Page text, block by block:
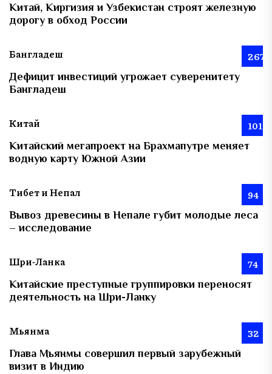
Китай, Киргизия и Узбекистан строят железную
дорогу в обход России
Бангладеш 267
Дефицит инвестиций угрожает суверенитету
Бангладеш
Китай 101
Китайский мегапроект на Брахмапутре меняет
водную карту Южной Азии
Тибет и Непал 94
Вывоз древесины в Непале губит молодые леса
– исследование
Шри-Ланка 74
Китайские преступные группировки переносят
деятельность на Шри-Ланку
Мьянма 32
Глава Мьянмы совершил первый зарубежный
визит в Индию